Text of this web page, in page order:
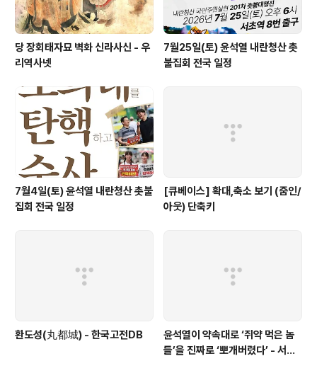
당 장회태자묘 벽화 신라사신 - 우
리역사넷
7월25일(토) 윤석열 내란청산 촛
불집회 전국 일정
7월4일(토) 윤석열 내란청산 촛불
집회 전국 일정
[큐베이스] 확대,축소 보기 (줌인/
아웃) 단축키
환도성(丸都城) - 한국고전DB
윤석열이 약속대로 ‘쥐약 먹은 놈
들’을 진짜로 ‘뽀개버렸다’ - 서울